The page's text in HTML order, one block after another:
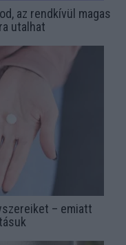
az rendkívül magas
utalhat
– emiatt